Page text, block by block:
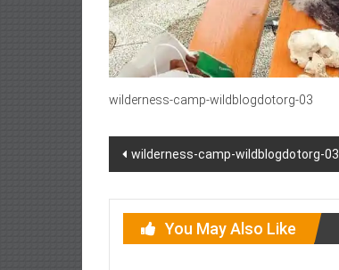
wilderness-camp-wildblogdotorg-03
Post
wilderness-camp-wildblogdotorg-03
You May Also Like